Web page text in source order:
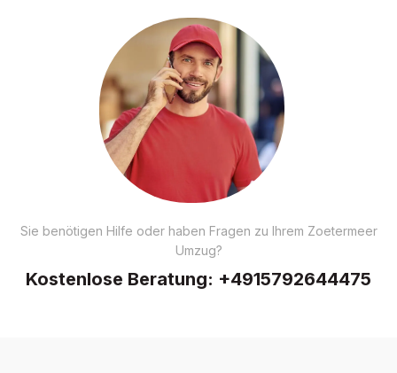
Sie benötigen Hilfe oder haben Fragen zu Ihrem Zoetermeer
Umzug?
Kostenlose Beratung: +4915792644475